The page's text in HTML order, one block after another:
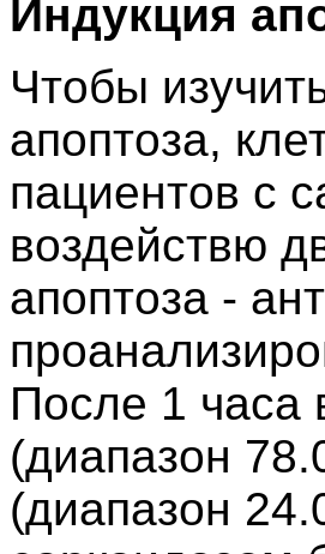
Индукция
Чтобы
апоптоза,
пациентов с
воздействю
апоптоза -
После 1 часа
(диапазон
(диапазон